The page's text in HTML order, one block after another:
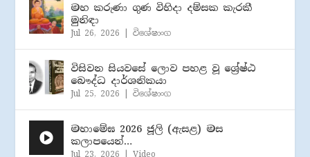
මහ කරුණා ගුණ විහිදා දම්සක කැරකී
මුනිඳා
Jul 26, 2026 |විශේෂාංග
විසිවන සියවසේ ලොව පහළ වූ ශ්‍රේෂ්ඨ
බෞද්ධ දාර්ශනිකයා
Jul 25, 2026 |විශේෂාංග
මහාමේඝ 2026 ජූලි (​ඇසළ) මස
කලාපයෙන්…
Jul 23, 2026 |Video